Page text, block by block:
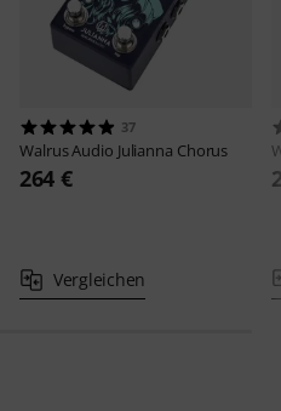
37
Walrus Audio Julianna Chorus
264 €
Vergleichen